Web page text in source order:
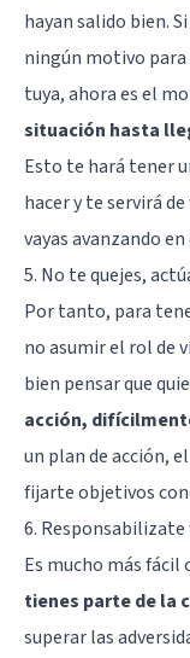
hayan salido bien.
ningún motivo para
tuya, ahora es el
situación hasta
Esto te hará tener
hacer y te servirá
vayas avanzando
5. No te quejes,
Por tanto, para
no asumir el rol de
bien pensar que
acción,
un plan de acción,
fijarte objetivos
6.
Es mucho más fácil
tienes parte de la
superar las